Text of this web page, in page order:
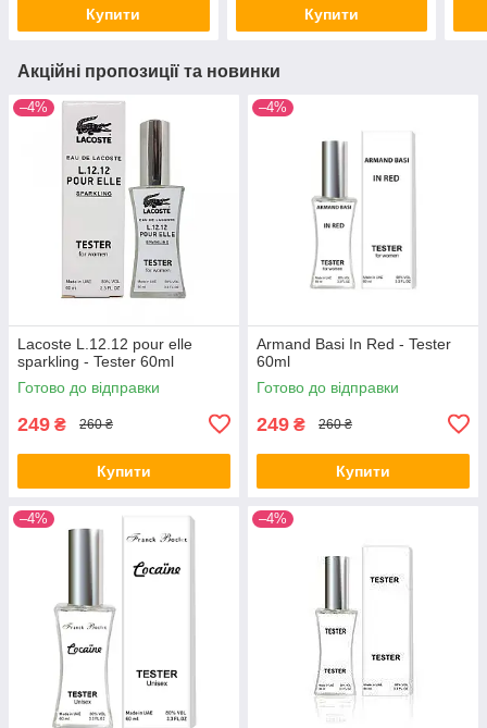
Купити Купити
Акційні пропозиції та новинки
–4%
Lacoste L.12.12 pour elle
sparkling - Tester 60ml
Готово до відправки
249 ₴ 260 ₴
Купити
–4%
Armand Basi In Red - Tester
60ml
Готово до відправки
249 ₴ 260 ₴
Купити
–4% –4%